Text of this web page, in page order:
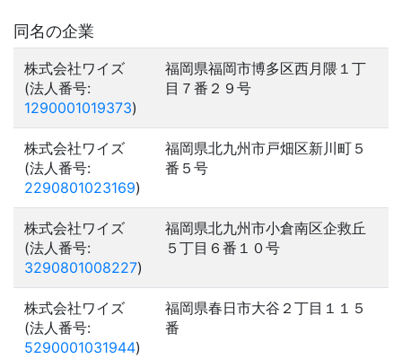
同名の企業
株式会社ワイズ
(法人番号:
1290001019373)
福岡県福岡市博多区西月隈１丁
目７番２９号
株式会社ワイズ
(法人番号:
2290801023169)
福岡県北九州市戸畑区新川町５
番５号
株式会社ワイズ
(法人番号:
3290801008227)
福岡県北九州市小倉南区企救丘
５丁目６番１０号
株式会社ワイズ
(法人番号:
5290001031944)
福岡県春日市大谷２丁目１１５
番